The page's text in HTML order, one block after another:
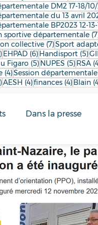
DM2 17-18/
du 13 avril
BP2023 12-
sportive départementale
collective (7)7 posts
Sport
6 posts
EHPAD (6)6 posts
Handisport (5)5
Figaro (5)5 posts
NUPES (5)5RSA
(4)4 posts
Session
4 posts
AESH (4)4 posts
finances (4)4 posts
Blain
Dans la presse